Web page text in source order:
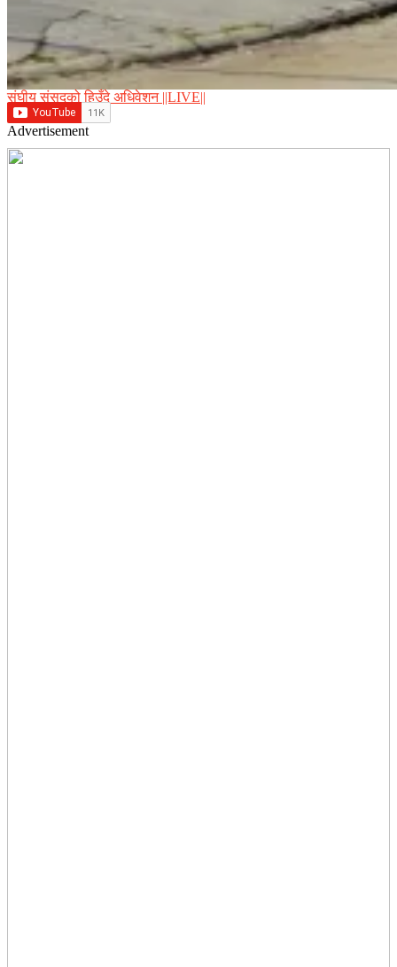
संघीय संसद्को हिउँदे अधिवेशन ||LIVE||
Advertisement